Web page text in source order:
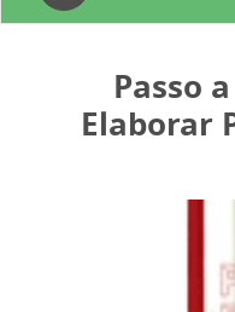
navigation
Passo
Elaborar